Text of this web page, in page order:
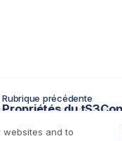
Rubrique précédente
Propriétés du
and to